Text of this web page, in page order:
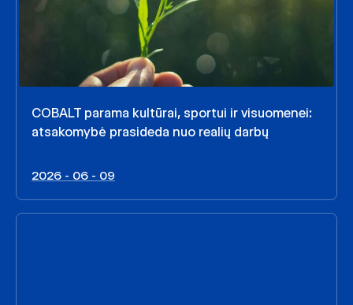
COBALT parama kultūrai, sportui ir visuomenei:
atsakomybė prasideda nuo realių darbų
2026 - 06 - 09